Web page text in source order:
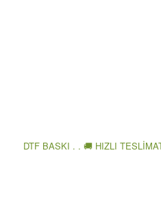
DTF BASKI . . 🚚 HIZLI